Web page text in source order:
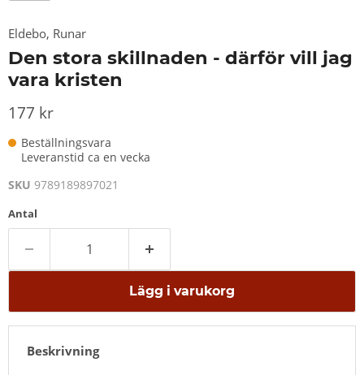
Eldebo, Runar
Den stora skillnaden - därför vill jag
vara kristen
177 kr
Beställningsvara
Leveranstid ca en vecka
SKU 9789189897021
Antal
Lägg i varukorg
Beskrivning